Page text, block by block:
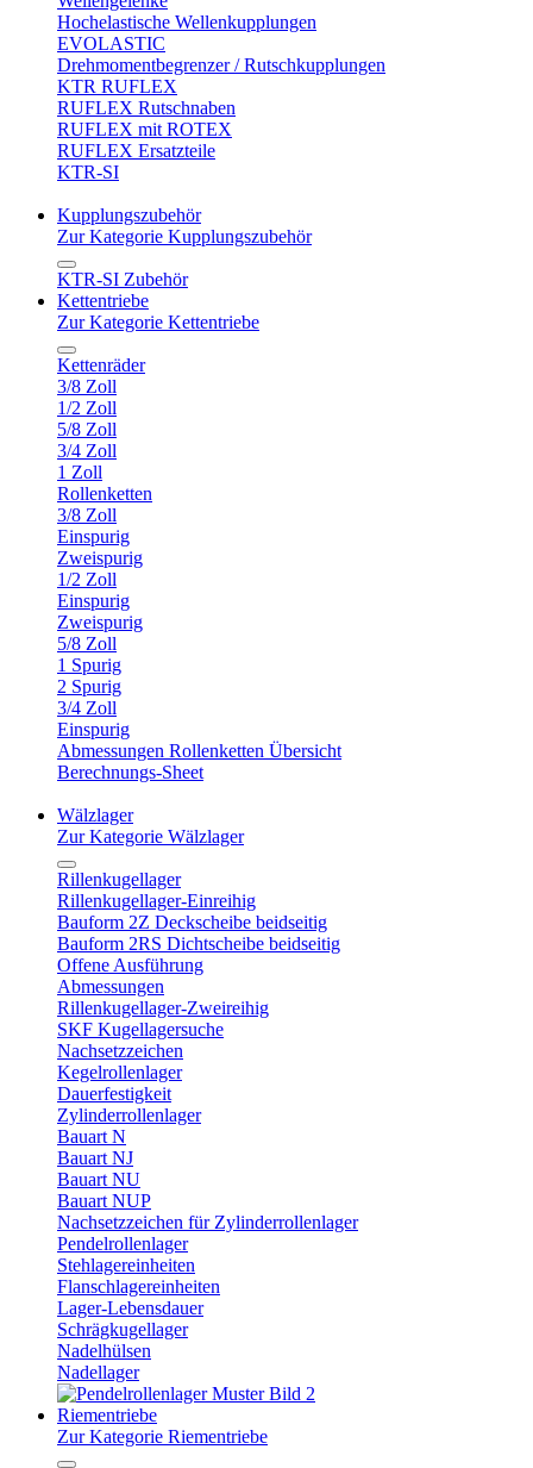
Hochelastische Wellenkupplungen
EVOLASTIC
Drehmomentbegrenzer / Rutschkupplungen
KTR RUFLEX
RUFLEX Rutschnaben
RUFLEX mit ROTEX
RUFLEX Ersatzteile
KTR-SI
Kupplungszubehör
Zur Kategorie Kupplungszubehör
KTR-SI Zubehör
Kettentriebe
Zur Kategorie Kettentriebe
Kettenräder
3/8 Zoll
1/2 Zoll
5/8 Zoll
3/4 Zoll
1 Zoll
Rollenketten
3/8 Zoll
Einspurig
Zweispurig
1/2 Zoll
Einspurig
Zweispurig
5/8 Zoll
1 Spurig
2 Spurig
3/4 Zoll
Einspurig
Abmessungen Rollenketten Übersicht
Berechnungs-Sheet
Wälzlager
Zur Kategorie Wälzlager
Rillenkugellager
Rillenkugellager-Einreihig
Bauform 2Z Deckscheibe beidseitig
Bauform 2RS Dichtscheibe beidseitig
Offene Ausführung
Abmessungen
Rillenkugellager-Zweireihig
SKF Kugellagersuche
Nachsetzzeichen
Kegelrollenlager
Dauerfestigkeit
Zylinderrollenlager
Bauart N
Bauart NJ
Bauart NU
Bauart NUP
Nachsetzzeichen für Zylinderrollenlager
Pendelrollenlager
Stehlagereinheiten
Flanschlagereinheiten
Lager-Lebensdauer
Schrägkugellager
Nadelhülsen
Nadellager
Riementriebe
Zur Kategorie Riementriebe